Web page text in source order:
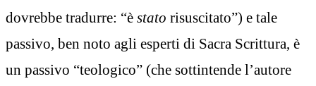
dovrebbe tradurre: “è stato risuscitato”) e tale
passivo, ben noto agli esperti di Sacra Scrittura, è
un passivo “teologico” (che sottintende l’autore